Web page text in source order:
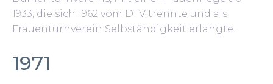
1933, die sich 1962 vom DTV trennte und als
Frauenturnverein Selbständigkeit erlangte.
1971